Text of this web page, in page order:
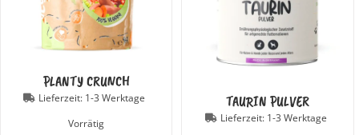
PLANTY CRUNCH
Lieferzeit: 1-3 Werktage
Vorrätig
TAURIN PULVER
Lieferzeit: 1-3 Werktage